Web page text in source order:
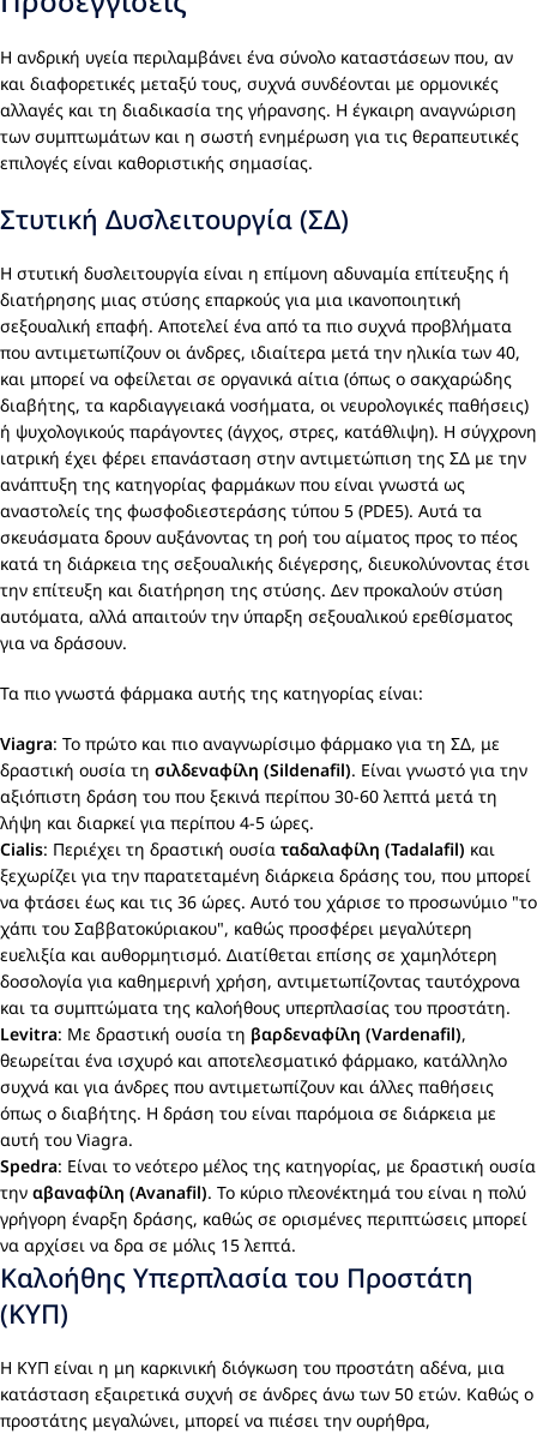
Η ανδρική υγεία περιλαμβάνει ένα σύνολο καταστάσεων που, αν
και διαφορετικές μεταξύ τους, συχνά συνδέονται με ορμονικές
αλλαγές και τη διαδικασία της γήρανσης. Η έγκαιρη αναγνώριση
των συμπτωμάτων και η σωστή ενημέρωση για τις θεραπευτικές
επιλογές είναι καθοριστικής σημασίας.
Στυτική Δυσλειτουργία (ΣΔ)
Η στυτική δυσλειτουργία είναι η επίμονη αδυναμία επίτευξης ή
διατήρησης μιας στύσης επαρκούς για μια ικανοποιητική
σεξουαλική επαφή. Αποτελεί ένα από τα πιο συχνά προβλήματα
που αντιμετωπίζουν οι άνδρες, ιδιαίτερα μετά την ηλικία των 40,
και μπορεί να οφείλεται σε οργανικά αίτια (όπως ο σακχαρώδης
διαβήτης, τα καρδιαγγειακά νοσήματα, οι νευρολογικές παθήσεις)
ή ψυχολογικούς παράγοντες (άγχος, στρες, κατάθλιψη). Η σύγχρονη
ιατρική έχει φέρει επανάσταση στην αντιμετώπιση της ΣΔ με την
ανάπτυξη της κατηγορίας φαρμάκων που είναι γνωστά ως
αναστολείς της φωσφοδιεστεράσης τύπου 5 (PDE5). Αυτά τα
σκευάσματα δρουν αυξάνοντας τη ροή του αίματος προς το πέος
κατά τη διάρκεια της σεξουαλικής διέγερσης, διευκολύνοντας έτσι
την επίτευξη και διατήρηση της στύσης. Δεν προκαλούν στύση
αυτόματα, αλλά απαιτούν την ύπαρξη σεξουαλικού ερεθίσματος
για να δράσουν.
Τα πιο γνωστά φάρμακα αυτής της κατηγορίας είναι:
Viagra: Το πρώτο και πιο αναγνωρίσιμο φάρμακο για τη ΣΔ, με
δραστική ουσία τη σιλδεναφίλη (Sildenafil). Είναι γνωστό για την
αξιόπιστη δράση του που ξεκινά περίπου 30-60 λεπτά μετά τη
λήψη και διαρκεί για περίπου 4-5 ώρες.
Cialis: Περιέχει τη δραστική ουσία ταδαλαφίλη (Tadalafil) και
ξεχωρίζει για την παρατεταμένη διάρκεια δράσης του, που μπορεί
να φτάσει έως και τις 36 ώρες. Αυτό του χάρισε το προσωνύμιο "το
χάπι του Σαββατοκύριακου", καθώς προσφέρει μεγαλύτερη
ευελιξία και αυθορμητισμό. Διατίθεται επίσης σε χαμηλότερη
δοσολογία για καθημερινή χρήση, αντιμετωπίζοντας ταυτόχρονα
και τα συμπτώματα της καλοήθους υπερπλασίας του προστάτη.
Levitra: Με δραστική ουσία τη βαρδεναφίλη (Vardenafil),
θεωρείται ένα ισχυρό και αποτελεσματικό φάρμακο, κατάλληλο
συχνά και για άνδρες που αντιμετωπίζουν και άλλες παθήσεις
όπως ο διαβήτης. Η δράση του είναι παρόμοια σε διάρκεια με
αυτή του Viagra.
Spedra: Είναι το νεότερο μέλος της κατηγορίας, με δραστική ουσία
την αβαναφίλη (Avanafil). Το κύριο πλεονέκτημά του είναι η πολύ
γρήγορη έναρξη δράσης, καθώς σε ορισμένες περιπτώσεις μπορεί
να αρχίσει να δρα σε μόλις 15 λεπτά.
Καλοήθης Υπερπλασία του Προστάτη
(ΚΥΠ)
Η ΚΥΠ είναι η μη καρκινική διόγκωση του προστάτη αδένα, μια
κατάσταση εξαιρετικά συχνή σε άνδρες άνω των 50 ετών. Καθώς ο
προστάτης μεγαλώνει, μπορεί να πιέσει την ουρήθρα,